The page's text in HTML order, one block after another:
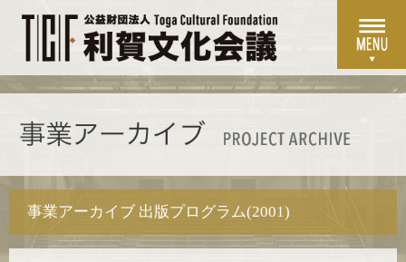
事業アーカイブ 出版プログラム(2001)